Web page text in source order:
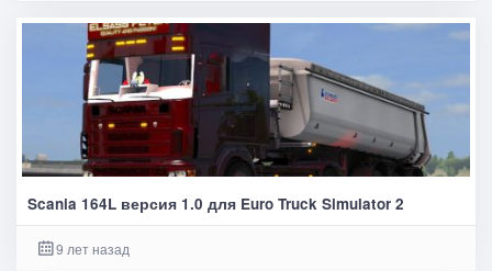
Scania 164L версия 1.0 для Euro Truck Simulator 2
9 лет назад